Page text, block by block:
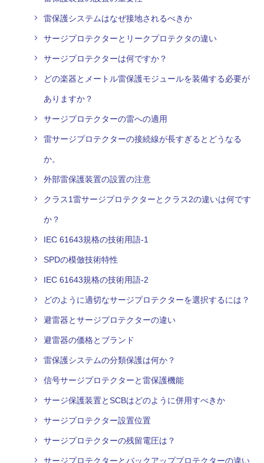
雷保護システムはなぜ接地されるべきか
サージプロテクターとリークプロテクタの違い
サージプロテクターは何ですか？
どの楽器とメートル雷保護モジュールを装備する必要が
ありますか？
サージプロテクターの雷への適用
雷サージプロテクターの接続線が長すぎるとどうなる
か。
外部雷保護装置の設置の注意
クラス1雷サージプロテクターとクラス2の違いは何です
か？
IEC 61643規格の技術用語‐1
SPDの模倣技術特性
IEC 61643規格の技術用語‐2
どのように適切なサージプロテクターを選択するには？
避雷器とサージプロテクターの違い
避雷器の価格とブランド
雷保護システムの分類保護は何か？
信号サージプロテクターと雷保護機能
サージ保護装置とSCBはどのように併用すべきか
サージプロテクター設置位置
サージプロテクターの残留電圧は？
サージプロテクターとバックアッププロテクターの違い